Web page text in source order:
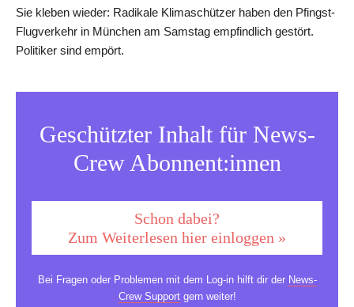
Sie kleben wieder: Radikale Klimaschützer haben den Pfingst-
Flugverkehr in München am Samstag empfindlich gestört.
Politiker sind empört.
Geschützter Inhalt für News-
Crew Abonnent:innen
Schon dabei?
Zum Weiterlesen hier einloggen »
Bei Fragen oder Problemen mit dem Log-in hilft dir der News-
Crew Supportgern weiter!